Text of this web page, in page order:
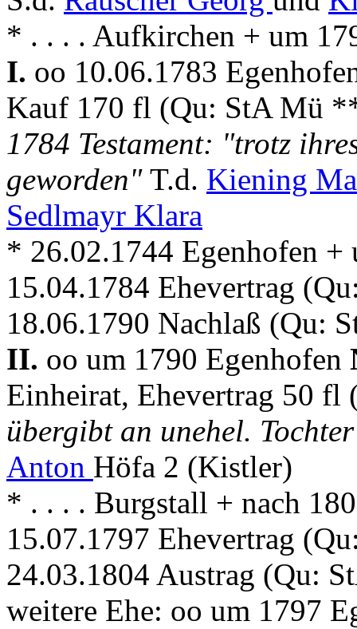
* . . . . Aufkirchen + um
I. oo 10.06.1783
Kauf 170 fl (Qu: StA Mü
1784 Testament: "trotz
geworden" T.d. Kiening
Sedlmayr Klara
* 26.02.1744 Egenhofen +
15.04.1784 Ehevertrag
18.06.1790 Nachlaß (Qu:
II. oo um 1790 Egenhofen
Einheirat, Ehevertrag 50
übergibt an unehel.
Anton Höfa 2 (Kistler)
* . . . . Burgstall + nach
15.07.1797 Ehevertrag
24.03.1804 Austrag (Qu:
weitere Ehe: oo um 1797